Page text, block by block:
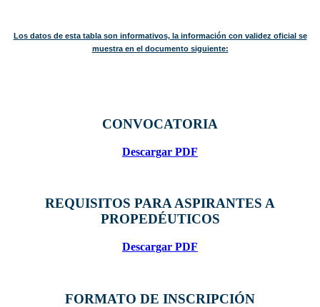
Los datos de esta tabla son informativos, la información con validez oficial se
muestra en el documento siguiente:
CONVOCATORIA
Descargar PDF
REQUISITOS PARA ASPIRANTES A
PROPEDÉUTICOS
Descargar PDF
FORMATO DE INSCRIPCIÓN